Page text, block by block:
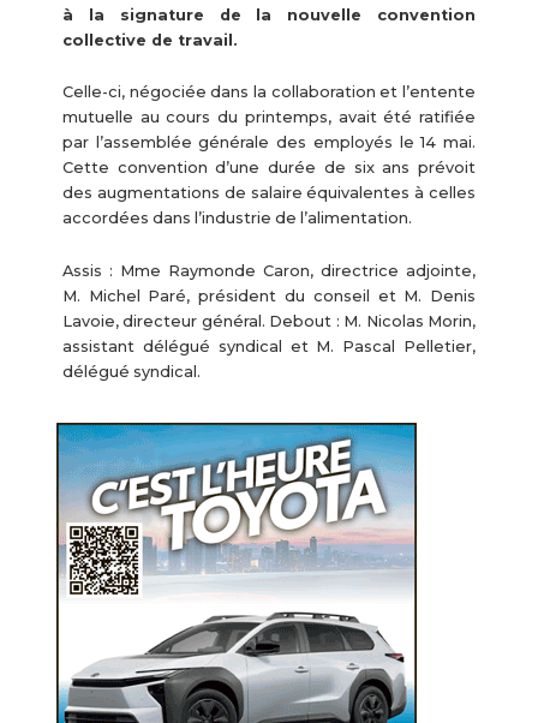
à la signature de la nouvelle convention
collective de travail.
Celle-ci, négociée dans la collaboration et l’entente
mutuelle au cours du printemps, avait été ratifiée
par l’assemblée générale des employés le 14 mai.
Cette convention d’une durée de six ans prévoit
des augmentations de salaire équivalentes à celles
accordées dans l’industrie de l’alimentation.
Assis : Mme Raymonde Caron, directrice adjointe,
M. Michel Paré, président du conseil et M. Denis
Lavoie, directeur général. Debout : M. Nicolas Morin,
assistant délégué syndical et M. Pascal Pelletier,
délégué syndical.